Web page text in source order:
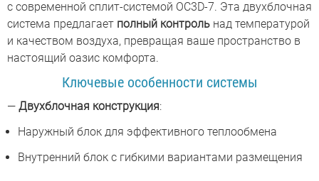
с современной сплит-системой OC3D-7. Эта двухблочная
система предлагает полный контроль над температурой
и качеством воздуха, превращая ваше пространство в
настоящий оазис комфорта.
Ключевые особенности системы
— Двухблочная конструкция:
Наружный блок для эффективного теплообмена
Внутренний блок с гибкими вариантами размещения